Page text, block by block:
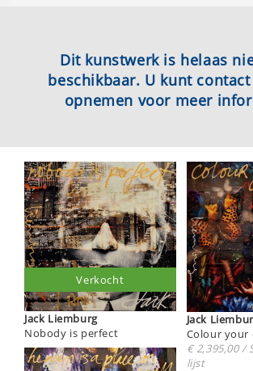
Dit kunstwerk is helaas
beschikbaar. U kunt
opnemen voor meer
Jack Liemburg
Nobody is perfect
Verkocht
Jack
Colour your
€ 2,395,00 /
lijst